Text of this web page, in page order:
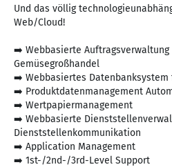
Und das völlig
Web/Cloud!
➡️ Webbasierte Auftragsverwaltung
Gemüsegroßhandel
➡️ Webbasiertes
➡️ Produktdatenmanagement
➡️ Wertpapiermanagement
➡️ Webbasierte
Dienststellenkommunikation
➡️ Application Management
➡️ 1st-/2nd-/3rd-Level Support